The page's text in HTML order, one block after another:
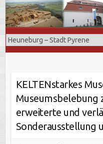
KELTENstarkes
Museumsbelebung
erweiterte und
Sonderausstellung